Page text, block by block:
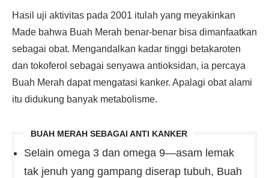
Hasil uji aktivitas pada 2001 itulah yang meyakinkan
Made bahwa Buah Merah benar-benar bisa dimanfaatkan
sebagai obat. Mengandalkan kadar tinggi betakaroten
dan tokoferol sebagai senyawa antioksidan, ia percaya
Buah Merah dapat mengatasi kanker. Apalagi obat alami
itu didukung banyak metabolisme.
BUAH MERAH SEBAGAI ANTI KANKER
Selain omega 3 dan omega 9—asam lemak
tak jenuh yang gampang diserap tubuh, Buah